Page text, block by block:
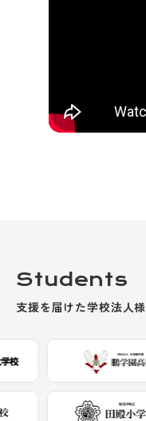
Students
支援を届けた学校法人様